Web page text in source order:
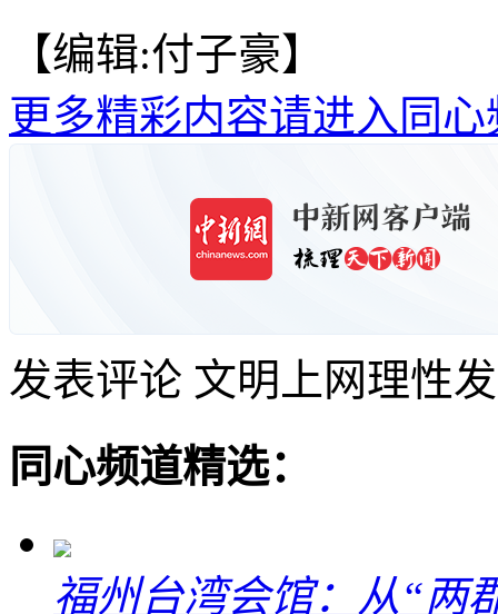
【编辑:付子豪】
更多精彩内容请进入同心
发表评论 文明上网理性
同心频道精选：
福州台湾会馆：从“两